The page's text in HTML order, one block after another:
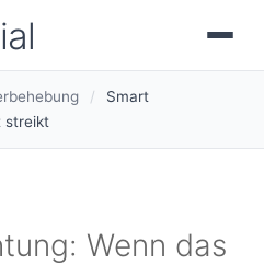
/
Smart
streikt
Wenn das